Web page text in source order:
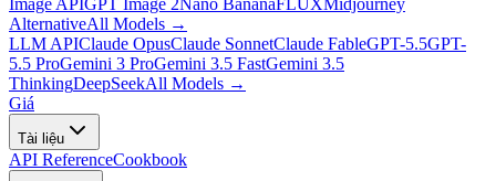
Image APIGPT Image 2Nano BananaFLUXMidjourney
AlternativeAll Models →
LLM APIClaude OpusClaude SonnetClaude FableGPT-5.5GPT-
5.5 ProGemini 3 ProGemini 3.5 FastGemini 3.5
ThinkingDeepSeekAll Models →
Giá
Tài liệu
API ReferenceCookbook